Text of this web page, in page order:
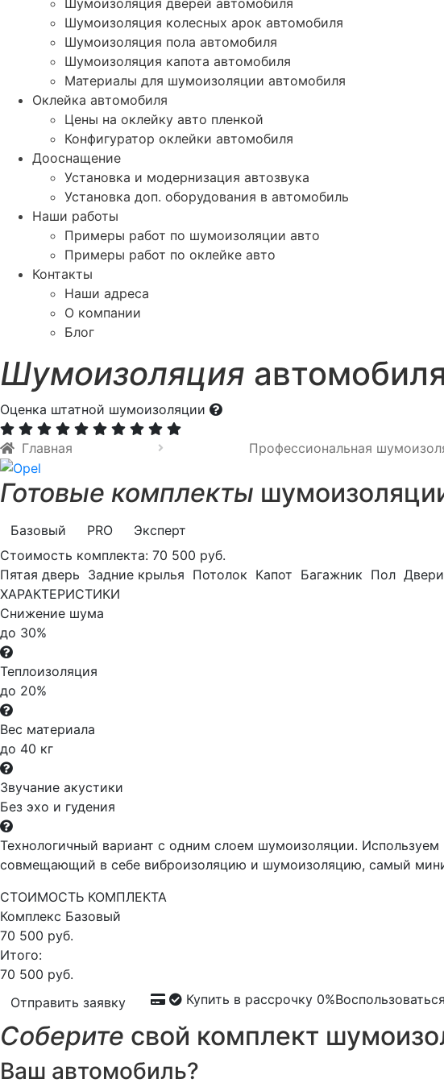
Шумоизоляция колесных арок автомобиля
Шумоизоляция пола автомобиля
Шумоизоляция капота автомобиля
Материалы для шумоизоляции автомобиля
Оклейка автомобиля
Цены на оклейку авто пленкой
Конфигуратор оклейки автомобиля
Дооснащение
Установка и модернизация автозвука
Установка доп. оборудования в автомобиль
Наши работы
Примеры работ по шумоизоляции авто
Примеры работ по оклейке авто
Контакты
Наши адреса
О компании
Блог
Шумоизоляция
Оценка штатной шумоизоляции
Главная Профессиональная
Готовые комплекты
Базовый PRO
Эксперт
Стоимость комплекта: 70 500 руб.
Пятая дверь Задние крылья Потолок Капот Багажник Пол Двери
ХАРАКТЕРИСТИКИ
Снижение шума
до 30%
Теплоизоляция
до 20%
Вес материала
до 40 кг
Звучание акустики
Без эхо и гудения
Технологичный вариант с одним слоем шумоизоляции. Используем
совмещающий в себе виброизоляцию и шумоизоляцию, самый
СТОИМОСТЬ КОМПЛЕКТА
Комплекс Базовый
70 500 руб.
Итого:
70 500 руб.
Отправить заявку
Купить в рассрочку 0%Воспользоваться
Соберите свой комплект
Ваш автомобиль?